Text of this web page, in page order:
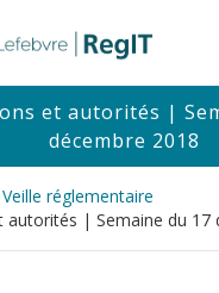
et autorités |
décembre 2018
Veille réglementaire
autorités | Semaine du 17